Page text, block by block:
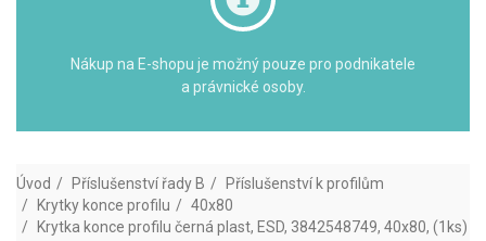
Nákup na E-shopu je možný pouze pro podnikatele
a právnické osoby.
Úvod Příslušenství řady B
Příslušenství k profilům
Krytky konce profilu
40x80
Krytka konce profilu černá plast, ESD, 3842548749, 40x80, (1ks)